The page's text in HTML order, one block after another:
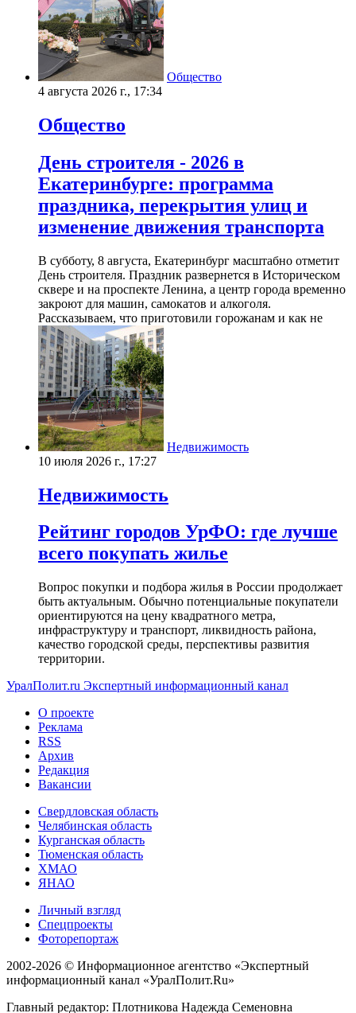
Общество
4 августа 2026 г., 17:34
Общество
День строителя - 2026 в
Екатеринбурге: программа
праздника, перекрытия улиц и
изменение движения транспорта
В субботу, 8 августа, Екатеринбург масштабно отметит
День строителя. Праздник развернется в Историческом
сквере и на проспекте Ленина, а центр города временно
закроют для машин, самокатов и алкоголя.
Рассказываем, что приготовили горожанам и как не
Недвижимость
10 июля 2026 г., 17:27
Недвижимость
Рейтинг городов УрФО: где лучше
всего покупать жилье
Вопрос покупки и подбора жилья в России продолжает
быть актуальным. Обычно потенциальные покупатели
ориентируются на цену квадратного метра,
инфраструктуру и транспорт, ликвидность района,
качество городской среды, перспективы развития
территории.
УралПолит.ru Экспертный информационный канал
О проекте
Реклама
RSS
Архив
Редакция
Вакансии
Свердловская область
Челябинская область
Курганская область
Тюменская область
ХМАО
ЯНАО
Личный взгляд
Спецпроекты
Фоторепортаж
2002-2026 © Информационное агентство «Экспертный
информационный канал «УралПолит.Ru»
Главный редактор: Плотникова Надежда Семеновна